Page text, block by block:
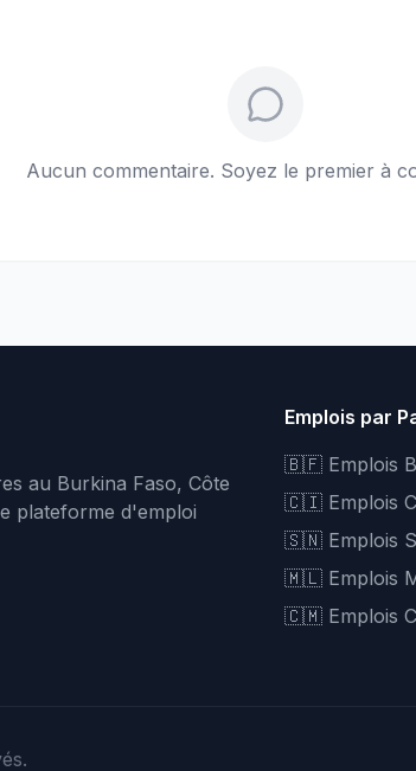
Aucun commentaire. Soyez le premier à
au Burkina Faso, Côte
plateforme d'emploi
Emplois par
🇧🇫 Emplois
🇨🇮 Emplois
🇸🇳 Emplois
🇲🇱 Emplois
🇨🇲 Emplois